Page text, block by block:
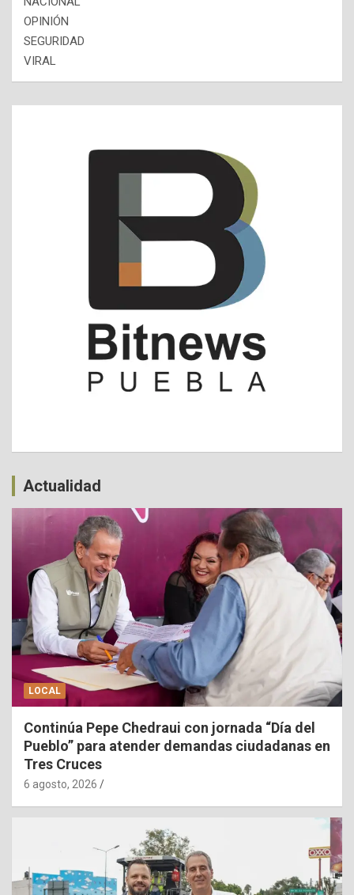
OPINIÓN
SEGURIDAD
VIRAL
Actualidad
LOCAL
Continúa Pepe Chedraui con jornada “Día del
Pueblo” para atender demandas ciudadanas en
Tres Cruces
6 agosto, 2026